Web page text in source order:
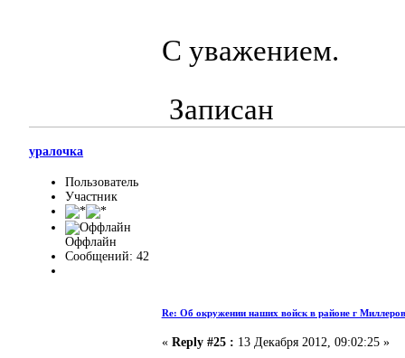
С уважением.
Записан
уралочка
Пользователь
Участник
Оффлайн
Сообщений: 42
Re: Об окружении наших войск в районе г
« Reply #25 : 13 Декабря 2012, 09:02:25 »